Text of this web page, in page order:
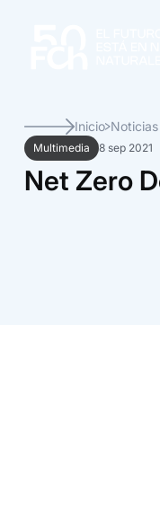
Inicio
Multimedia 8 sep 2021
Net Zero